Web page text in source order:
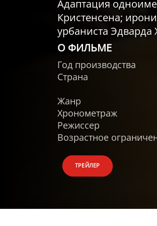
Адаптация
Кристенсена;
урбаниста Эдварда
О ФИЛЬМЕ
Год производства
Страна
Жанр
Хронометраж
Режиссер
Возрастное
ТРЕЙЛЕР